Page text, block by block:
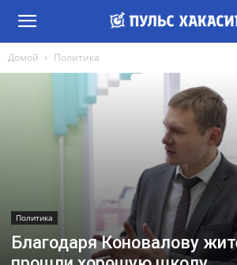
Домой Политика
Политика
Благодаря Коновалову